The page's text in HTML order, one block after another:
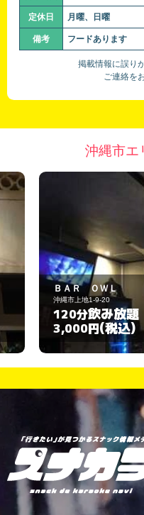
定休日 月曜、日曜
備考 フードあります
掲載情報に誤り
ご連絡を
沖縄市エ
エン
沖縄
120